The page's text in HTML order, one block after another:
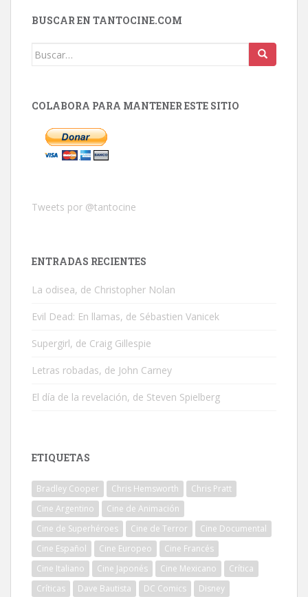
BUSCAR EN TANTOCINE.COM
Buscar:
COLABORA PARA MANTENER ESTE SITIO
Tweets por @tantocine
ENTRADAS RECIENTES
La odisea, de Christopher Nolan
Evil Dead: En llamas, de Sébastien Vanicek
Supergirl, de Craig Gillespie
Letras robadas, de John Carney
El día de la revelación, de Steven Spielberg
ETIQUETAS
Bradley Cooper Chris Hemsworth
Chris Pratt
Cine Argentino
Cine de Animación
Cine de Superhéroes
Cine de Terror
Cine Documental
Cine Español
Cine Europeo
Cine Francés
Cine Italiano
Cine Japonés Cine Mexicano
Crítica
Críticas
Dave Bautista DC Comics
Disney